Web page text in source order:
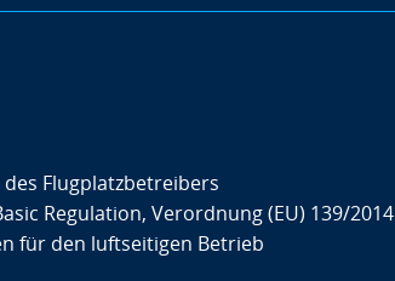
Flugplatzbetreibers
Regulation, Verordnung (EU) 139/2014
für den luftseitigen Betrieb